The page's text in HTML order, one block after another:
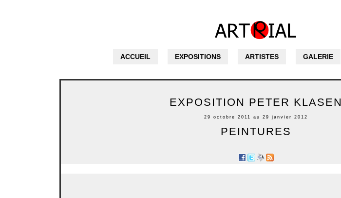
ACCUEIL EXPOSITIONS ARTISTES GALERIE
EXPOSITION PETER KLASEN
29 octobre 2011 au 29 janvier 2012
PEINTURES